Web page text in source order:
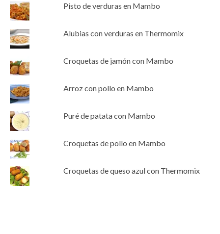
Pisto de verduras en Mambo
Alubias con verduras en Thermomix
Croquetas de jamón con Mambo
Arroz con pollo en Mambo
Puré de patata con Mambo
Croquetas de pollo en Mambo
Croquetas de queso azul con Thermomix